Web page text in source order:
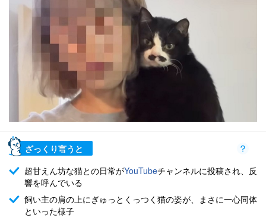
ざっくり言うと
超甘えん坊な猫との日常がYouTubeチャンネルに投稿され、反
響を呼んでいる
飼い主の肩の上にぎゅっとくっつく猫の姿が、まさに一心同体
といった様子